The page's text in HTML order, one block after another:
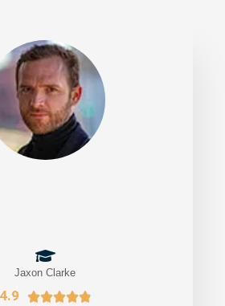
Jaxon Clarke
4.9 